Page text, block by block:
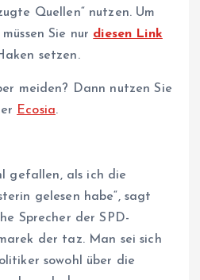
Quellen“ nutzen. Um
Sie nur diesen Link
setzen.
meiden? Dann nutzen Sie
Ecosia.
gefallen, als ich die
gelesen habe“, sagt
Sprecher der SPD-
der taz. Man sei sich
sowohl über die